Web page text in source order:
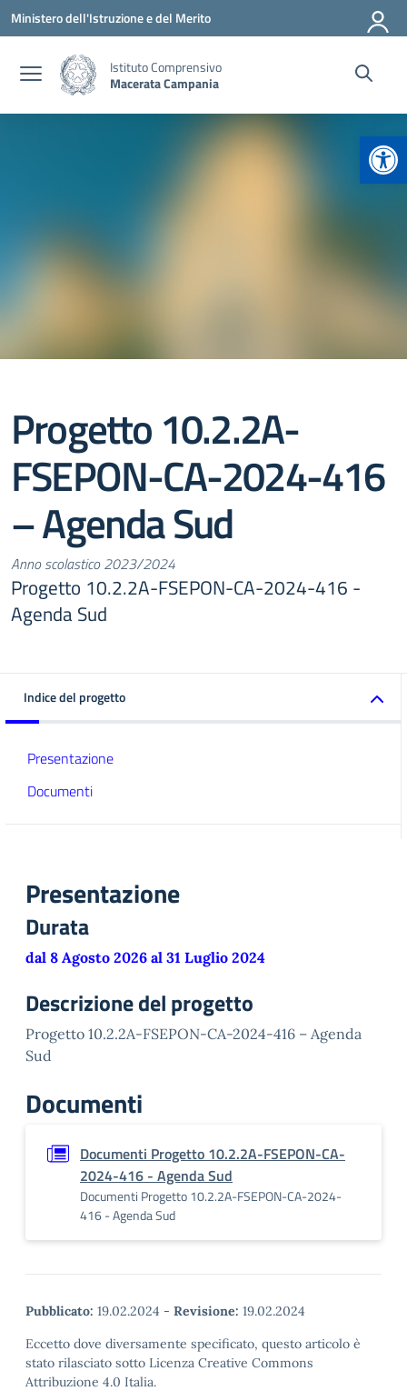
Vai ai contenuti
Vai al menu di navigazione
Vai al footer
Ministero dell'Istruzione e del Merito
Istituto Comprensivo
Macerata Campania
Progetto 10.2.2A-
FSEPON-CA-2024-416
– Agenda Sud
Anno scolastico 2023/2024
Progetto 10.2.2A-FSEPON-CA-2024-416 -
Agenda Sud
Indice del progetto
Presentazione
Documenti
Presentazione
Durata
dal 8 Agosto 2026 al 31 Luglio 2024
Descrizione del progetto
Progetto 10.2.2A-FSEPON-CA-2024-416 – Agenda
Sud
Documenti
Documenti Progetto 10.2.2A-FSEPON-CA-
2024-416 - Agenda Sud
Documenti Progetto 10.2.2A-FSEPON-CA-2024-
416 - Agenda Sud
Pubblicato: 19.02.2024 - Revisione: 19.02.2024
Eccetto dove diversamente specificato, questo articolo è
stato rilasciato sotto Licenza Creative Commons
Attribuzione 4.0 Italia.